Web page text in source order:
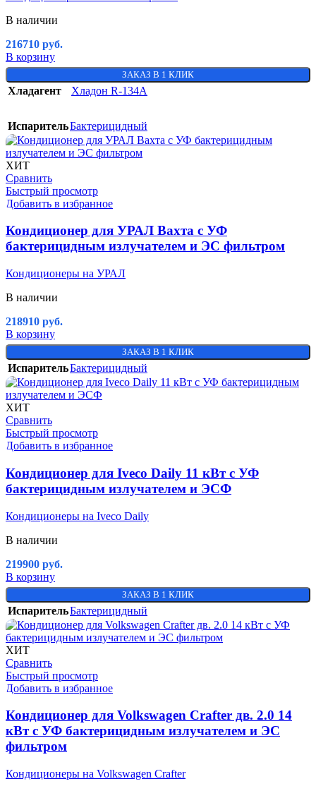
В наличии
216710 руб.
В корзину
ЗАКАЗ В 1 КЛИК
Хладагент Хладон R-134A
ИспарительБактерицидный
ХИТ
Сравнить
Быстрый просмотр
Добавить в избранное
Кондиционер для УРАЛ Вахта с УФ
бактерицидным излучателем и ЭС фильтром
Кондиционеры на УРАЛ
В наличии
218910 руб.
В корзину
ЗАКАЗ В 1 КЛИК
ИспарительБактерицидный
ХИТ
Сравнить
Быстрый просмотр
Добавить в избранное
Кондиционер для Iveco Daily 11 кВт с УФ
бактерицидным излучателем и ЭСФ
Кондиционеры на Iveco Daily
В наличии
219900 руб.
В корзину
ЗАКАЗ В 1 КЛИК
ИспарительБактерицидный
ХИТ
Сравнить
Быстрый просмотр
Добавить в избранное
Кондиционер для Volkswagen Crafter дв. 2.0 14
кВт с УФ бактерицидным излучателем и ЭС
фильтром
Кондиционеры на Volkswagen Crafter